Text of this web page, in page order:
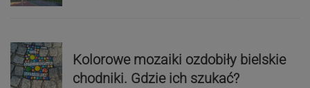
Kolorowe mozaiki ozdobiły bielskie
chodniki. Gdzie ich szukać?